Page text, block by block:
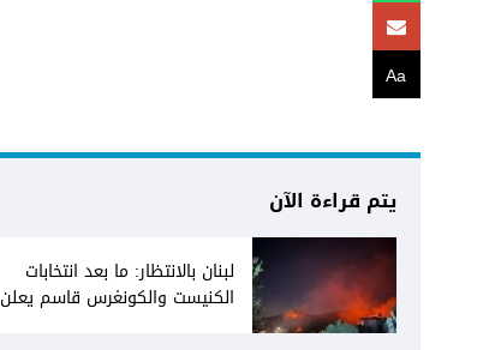
Aa
يتم قراءة الآن
لبنان بالانتظار: ما بعد انتخابات
الكنيست والكونغرس قاسم يعلن